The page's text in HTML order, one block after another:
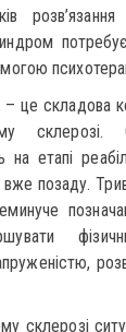
це складова
на етапі
позаду.
склерозі